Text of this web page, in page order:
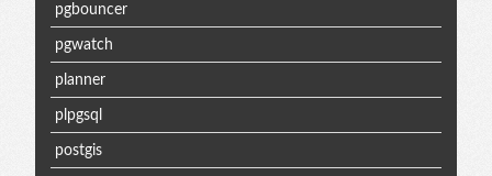
pgbouncer
pgwatch
planner
plpgsql
postgis